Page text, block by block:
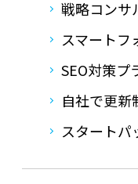
戦略コンサ
スマートフ
SEO対策プ
自社で更新
スタートパ